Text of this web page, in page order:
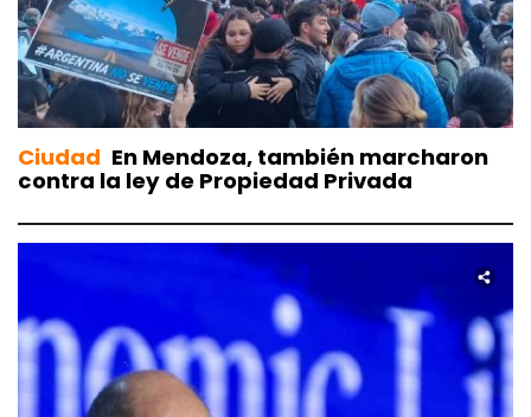
Ciudad En Mendoza, también marcharon
contra la ley de Propiedad Privada